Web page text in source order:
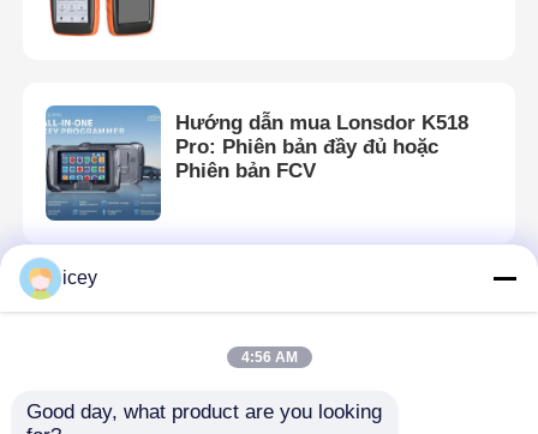
Hướng dẫn mua Lonsdor K518
Pro: Phiên bản đầy đủ hoặc
Phiên bản FCV
icey
4:56 AM
Good day, what product are you looking